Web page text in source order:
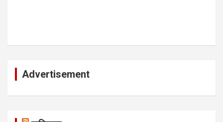
Advertisement